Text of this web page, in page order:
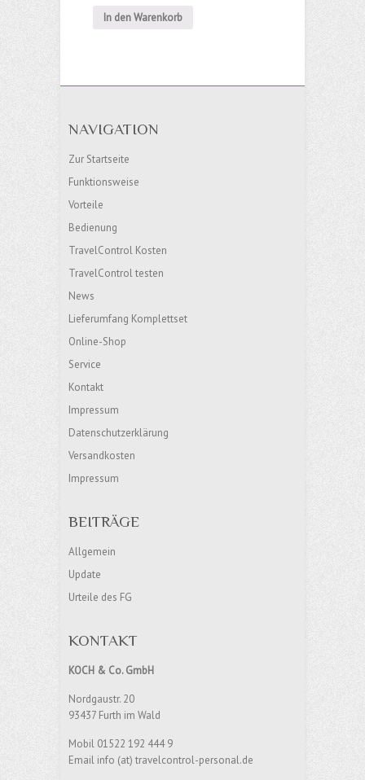
In den Warenkorb
NAVIGATION
Zur Startseite
Funktionsweise
Vorteile
Bedienung
TravelControl Kosten
TravelControl testen
News
Lieferumfang Komplettset
Online-Shop
Service
Kontakt
Impressum
Datenschutzerklärung
Versandkosten
Impressum
BEITRÄGE
Allgemein
Update
Urteile des FG
KONTAKT
KOCH & Co. GmbH
Nordgaustr. 20
93437 Furth im Wald
Mobil 01522 192 444 9
Email info (at) travelcontrol-personal.de